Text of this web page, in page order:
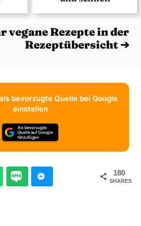
vegane Rezepte in der
Rezeptübersicht ➔
bevorzugte Quelle bei Google
einstellen
180
SHARES